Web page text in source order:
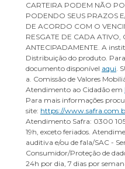
CARTEIRA PODEM NÃO
PODENDO SEUS PRAZOS
DE ACORDO COM O
RESGATE DE CADA ATIVO,
ANTECIPADAMENTE. A
Distribuição do produto.
documento disponível aqui.
a. Comissão de Valores
Atendimento ao Cidadão em
Para mais informações
site: https://
Atendimento Safra: 0300 105
19h, exceto feriados.
auditiva e/ou de fala/SAC -
Consumidor/Proteção de
24h por dia, 7 dias por